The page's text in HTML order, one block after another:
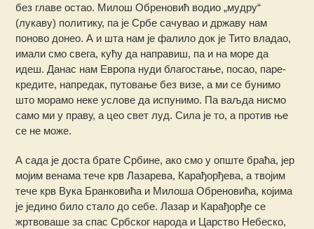
без главе остао. Милош Обреновић водио „мудру“
(лукаву) политику, па је Србе сачувао и државу нам
поново донео. А и шта нам је фалило док је Тито владао,
имали смо свега, кућу да направиш, па и на море да
идеш. Данас нам Европа нуди благостање, посао, паре-
кредите, напредак, путовање без визе, а ми се бунимо
што морамо неке услове да испунимо. Па ваљда нисмо
само ми у праву, а цео свет луд. Сила је то, а против ње
се не може.
А сада је доста брате Србине, ако смо у опште браћа, јер
мојим венама тече крв Лазарева, Карађорђева, а твојим
тече крв Вука Бранковића и Милоша Обреновића, којима
је једино било стало до себе. Лазар и Карађорђе се
жртвоваше за спас Србског народа и Царство Небеско,